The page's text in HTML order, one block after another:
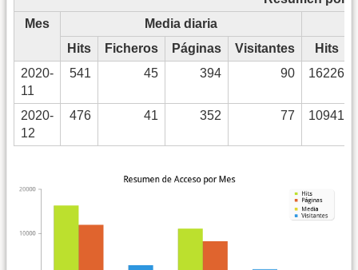
Mes
Media diaria
Hits
Ficheros Páginas Visitantes
Hits
2020-
11
541 45 394 90 16226
2020-
12
476 41 352 77 10941